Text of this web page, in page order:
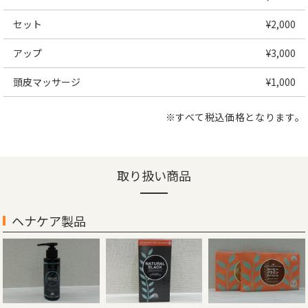
セット ¥2,000
アップ ¥3,000
頭皮マッサージ ¥1,000
※すべて税込価格となります。
取り扱い商品
ヘナケア製品